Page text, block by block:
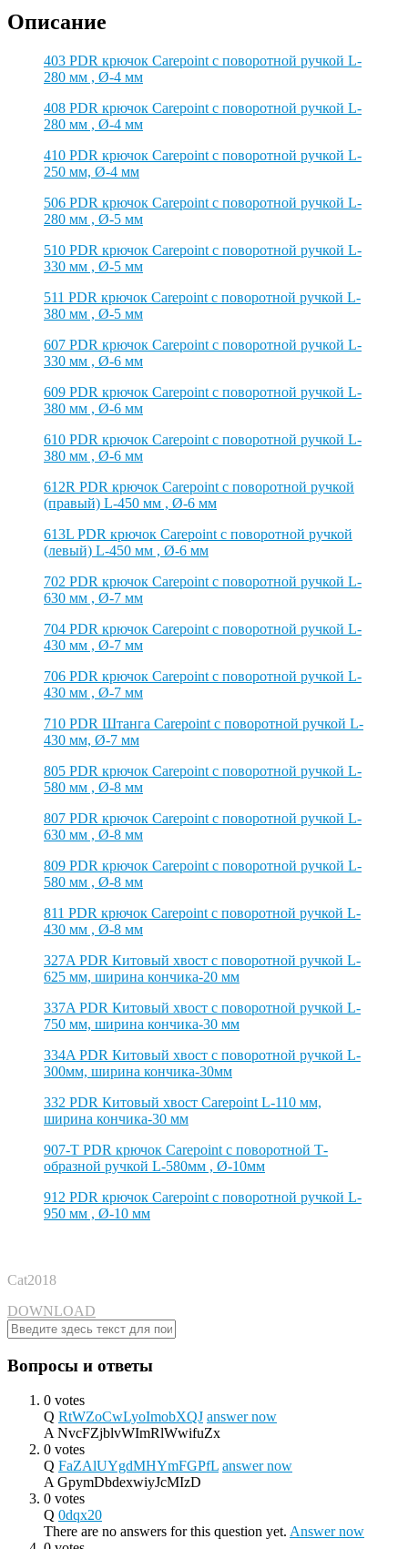
Описание
403 PDR крючок Carepoint с поворотной ручкой L-
280 мм , Ø-4 мм
408 PDR крючок Carepoint с поворотной ручкой L-
280 мм , Ø-4 мм
410 PDR крючок Carepoint с поворотной ручкой L-
250 мм, Ø-4 мм
506 PDR крючок Carepoint с поворотной ручкой L-
280 мм , Ø-5 мм
510 PDR крючок Carepoint с поворотной ручкой L-
330 мм , Ø-5 мм
511 PDR крючок Carepoint с поворотной ручкой L-
380 мм , Ø-5 мм
607 PDR крючок Carepoint с поворотной ручкой L-
330 мм , Ø-6 мм
609 PDR крючок Carepoint с поворотной ручкой L-
380 мм , Ø-6 мм
610 PDR крючок Carepoint с поворотной ручкой L-
380 мм , Ø-6 мм
612R PDR крючок Carepoint с поворотной ручкой
(правый) L-450 мм , Ø-6 мм
613L PDR крючок Carepoint с поворотной ручкой
(левый) L-450 мм , Ø-6 мм
702 PDR крючок Carepoint с поворотной ручкой L-
630 мм , Ø-7 мм
704 PDR крючок Carepoint с поворотной ручкой L-
430 мм , Ø-7 мм
706 PDR крючок Carepoint с поворотной ручкой L-
430 мм , Ø-7 мм
710 PDR Штанга Carepoint с поворотной ручкой L-
430 мм, Ø-7 мм
805 PDR крючок Carepoint с поворотной ручкой L-
580 мм , Ø-8 мм
807 PDR крючок Carepoint с поворотной ручкой L-
630 мм , Ø-8 мм
809 PDR крючок Carepoint с поворотной ручкой L-
580 мм , Ø-8 мм
811 PDR крючок Carepoint с поворотной ручкой L-
430 мм , Ø-8 мм
327A PDR Китовый хвост с поворотной ручкой L-
625 мм, ширина кончика-20 мм
337A PDR Китовый хвост с поворотной ручкой L-
750 мм, ширина кончика-30 мм
334A PDR Китовый хвост с поворотной ручкой L-
300мм, ширина кончика-30мм
332 PDR Китовый хвост Carepoint L-110 мм,
ширина кончика-30 мм
907-T PDR крючок Carepoint с поворотной Т-
образной ручкой L-580мм , Ø-10мм
912 PDR крючок Carepoint с поворотной ручкой L-
950 мм , Ø-10 мм
Cat2018
DOWNLOAD
Вопросы и ответы
0 votes
Q RtWZoCwLyoImobXQJ answer now
A NvcFZjblvWImRlWwifuZx
0 votes
Q FaZAlUYgdMHYmFGPfL answer now
A GpymDbdexwiyJcMIzD
0 votes
Q 0dqx20
There are no answers for this question yet. Answer now